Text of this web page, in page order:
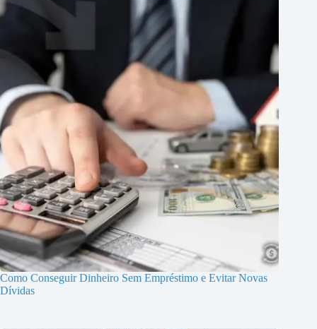
Como Conseguir Dinheiro Sem Empréstimo e Evitar Novas
Dívidas